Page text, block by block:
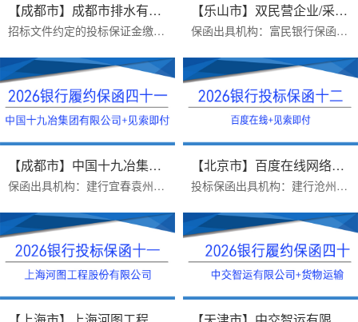
【成都市】成都市排水有限责任公...
招标文件约定的投标保证金缴纳方式：B、采用银行保函方式递交投标保证金的，投标人应在投标截止前1 个工作日17：00 前，将银行保函原件提交给招标人。投标人可自行选择银行...
【乐山市】双民营企业/采购供货/...
保函出具机构：富民银行保函类型：采购供货项目银行履约保函办理时效：一个工作日，当日打款出函办理优势：1.富民银行价格便宜2.异地项目远程办理，手续简单3.保函申请人受...
【成都市】中国十九冶集团有限公...
保函出具机构：建行宜春袁州支行保函受益人：中国十九冶集团有限公司办理时效：三个工作日办理优势：1.保函见索即付格式，富民银行不免反担保，建行免反担保，上门重签2.23...
【北京市】百度在线网络技术（北...
投标保函出具机构：建行沧州新华路支行保函受益人：百度在线网络技术（北京）有限公司保函金额：200000出函时间：2026年07月16日办理优势：1 完全符合招标公告要求2费用便宜...